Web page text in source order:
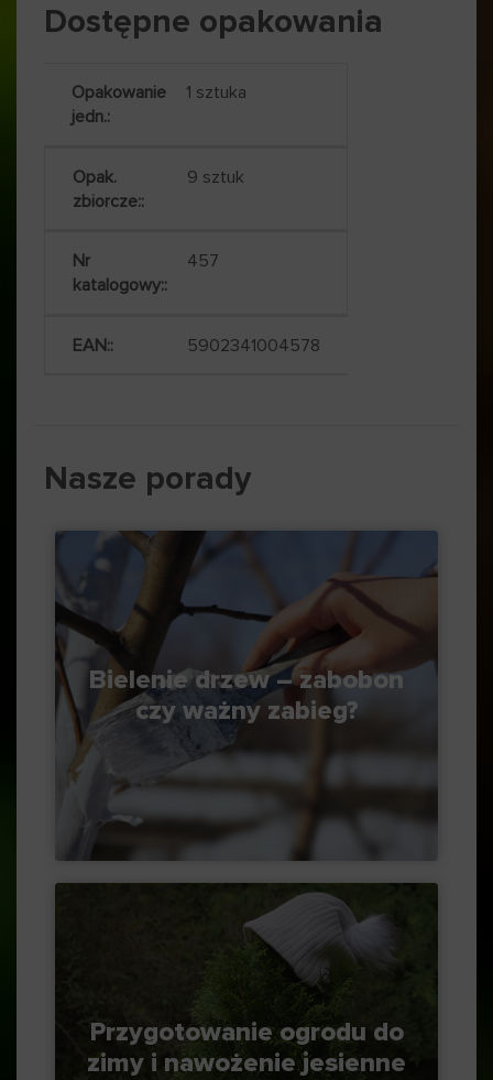
Dostępne opakowania
1 sztuka
9 sztuk
457
5902341004578
Nasze porady
Bielenie drzew – zabobon
czy ważny zabieg?
Przygotowanie ogrodu do
zimy i nawożenie jesienne